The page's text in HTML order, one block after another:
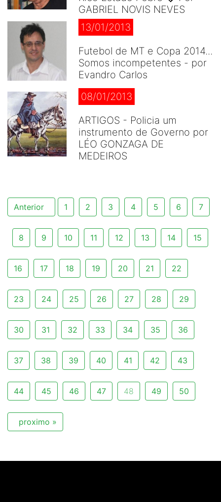
GABRIEL NOVIS NEVES
13/01/2013
Futebol de MT e Copa 2014...
Somos incompetentes - por
Evandro Carlos
08/01/2013
ARTIGOS - Policia um
instrumento de Governo por
LÉO GONZAGA DE
MEDEIROS
Anterior 1 2 3 4 5 6 7
8 9 10 11 12 13 14 15
16 17 18 19 20 21 22
23 24 25 26 27 28 29
30 31 32 33 34 35 36
37 38 39 40 41 42 43
44 45 46 47 48 49 50
proximo »